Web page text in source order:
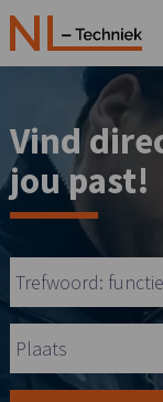
Vind
jou past!